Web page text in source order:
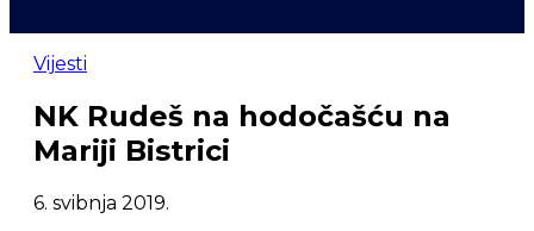
Vijesti
NK Rudeš na hodočašću na
Mariji Bistrici
6. svibnja 2019.